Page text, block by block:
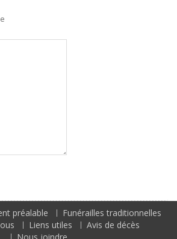
préalable
Funérailles traditionnelles
Liens utiles
Avis de décès